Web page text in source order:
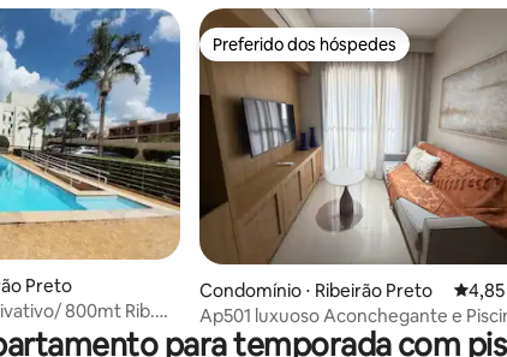
avaliações
Preto
800mt Rib.
Preferido dos hóspedes
Preferido dos hóspedes
Condomínio ⋅ Ribeirão Preto 4,85
Ap501 luxuoso Aconchegante e
Aquecida
para temporada com